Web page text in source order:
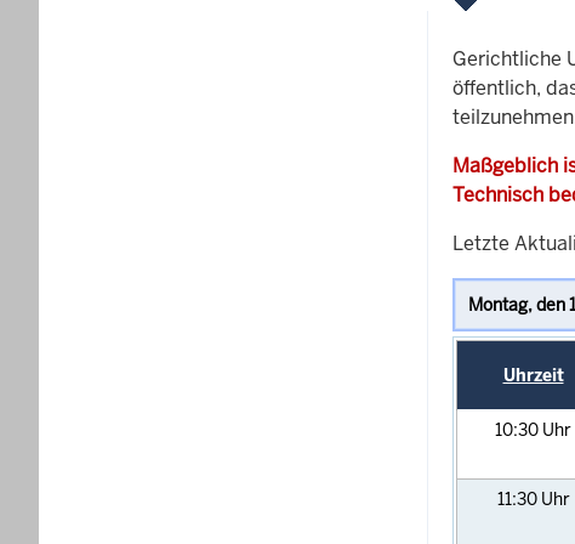
Gerichtliche
öffentlich,
Maßgeblich
Technisch
Letzte
Uhrzeit
10:30 Uhr
11:30 Uhr